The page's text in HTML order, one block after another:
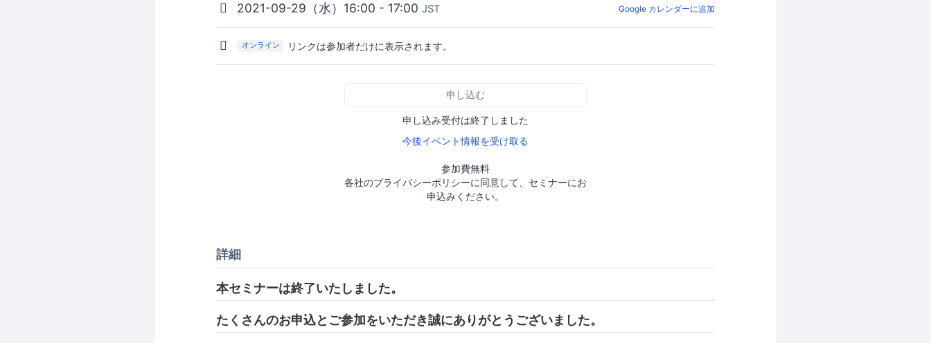
2021-09-29（水）16:00 - 17:00 JST Google カレンダーに追加
オンライン リンクは参加者だけに表示されます。
申し込む
申し込み受付は終了しました
今後イベント情報を受け取る
参加費無料
各社のプライバシーポリシーに同意して、セミナーにお
申込みください。
詳細
本セミナーは終了いたしました。
たくさんのお申込とご参加をいただき誠にありがとうございました。